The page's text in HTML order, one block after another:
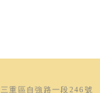
三重區自強路一段246號